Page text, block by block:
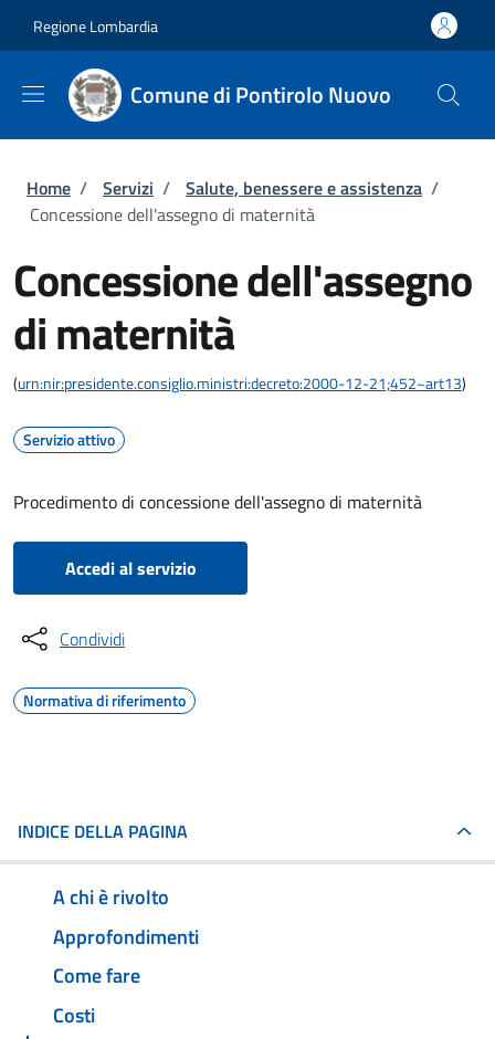
Regione Lombardia
Comune di Pontirolo Nuovo
Briciole di pane
Home / Servizi / Salute, benessere e assistenza /
Concessione dell'assegno di maternità
Concessione dell'assegno
di maternità
(urn:nir:presidente.consiglio.ministri:decreto:2000-12-21;452~art13)
Servizio attivo
Procedimento di concessione dell'assegno di maternità
Accedi al servizio
Condividi
Normativa di riferimento
INDICE DELLA PAGINA
A chi è rivolto
Approfondimenti
Come fare
Costi